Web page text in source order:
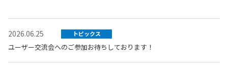
2026.06.25 トピックス
ユーザー交流会へのご参加お待ちしております！